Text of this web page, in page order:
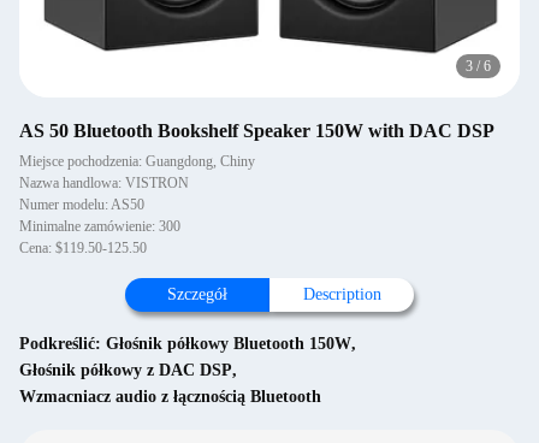
3 / 6
AS 50 Bluetooth Bookshelf Speaker 150W with DAC DSP
Miejsce pochodzenia: Guangdong, Chiny
Nazwa handlowa: VISTRON
Numer modelu: AS50
Minimalne zamówienie: 300
Cena: $119.50-125.50
Szczegół Description
Podkreślić: Głośnik półkowy Bluetooth 150W,
Głośnik półkowy z DAC DSP,
Wzmacniacz audio z łącznością Bluetooth